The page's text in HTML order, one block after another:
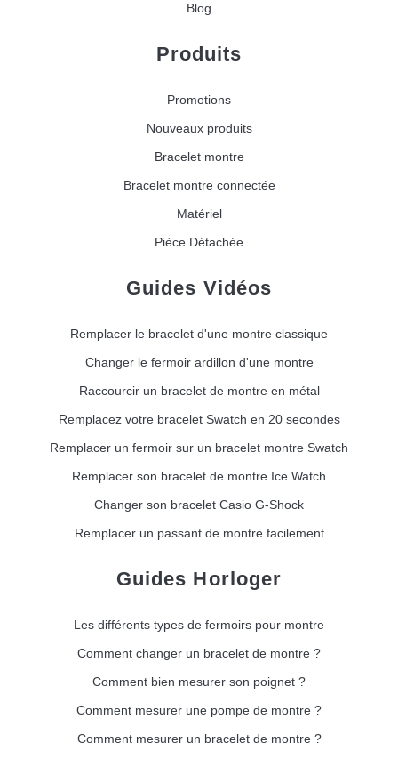
Blog
Produits
Promotions
Nouveaux produits
Bracelet montre
Bracelet montre connectée
Matériel
Pièce Détachée
Guides Vidéos
Remplacer le bracelet d'une montre classique
Changer le fermoir ardillon d'une montre
Raccourcir un bracelet de montre en métal
Remplacez votre bracelet Swatch en 20 secondes
Remplacer un fermoir sur un bracelet montre Swatch
Remplacer son bracelet de montre Ice Watch
Changer son bracelet Casio G-Shock
Remplacer un passant de montre facilement
Guides Horloger
Les différents types de fermoirs pour montre
Comment changer un bracelet de montre ?
Comment bien mesurer son poignet ?
Comment mesurer une pompe de montre ?
Comment mesurer un bracelet de montre ?